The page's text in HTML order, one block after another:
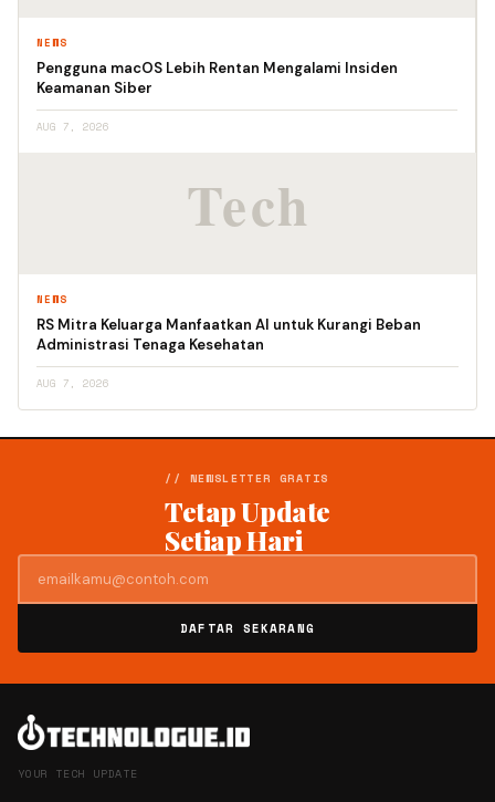
NEWS
Pengguna macOS Lebih Rentan Mengalami Insiden
Keamanan Siber
AUG 7, 2026
NEWS
RS Mitra Keluarga Manfaatkan AI untuk Kurangi Beban
Administrasi Tenaga Kesehatan
AUG 7, 2026
// NEWSLETTER GRATIS
Tetap Update
Setiap Hari
DAFTAR SEKARANG
YOUR TECH UPDATE